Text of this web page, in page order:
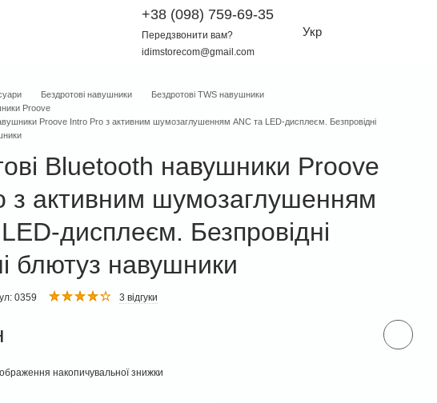
+38 (098) 759-69-35
Передзвонити вам?
idimstorecom@gmail.com
Укр
Бездротові навушники
Бездротові TWS навушники
Proove
Proove Intro Pro з активним шумозаглушенням ANC та LED-дисплеєм. Безпровідні
Bluetooth навушники Proove
з активним шумозаглушенням
дисплеєм. Безпровідні
блютуз навушники
0359 3 відгуки
накопичувальної знижки